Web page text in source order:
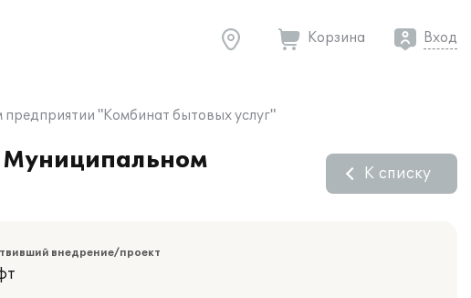
Корзина Вход
"Комбинат бытовых услуг"
Муниципальном
К списку
внедрение/проект